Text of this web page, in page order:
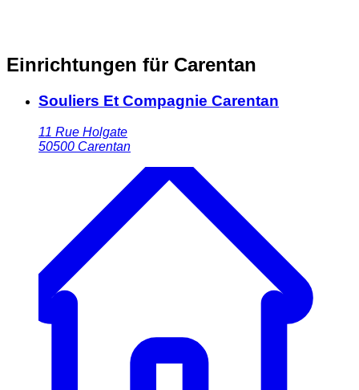
Einrichtungen für Carentan
Souliers Et Compagnie Carentan
11 Rue Holgate
50500 Carentan